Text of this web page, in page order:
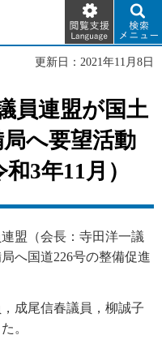
閲覧支
援
Language
検索メ
ニュー
更新日：2021年11月8日
員連盟が国土
へ要望活動
3年11月）
盟（会長：寺田洋一議
へ国道226号の整備促進
成尾信春議員，柳誠子
。